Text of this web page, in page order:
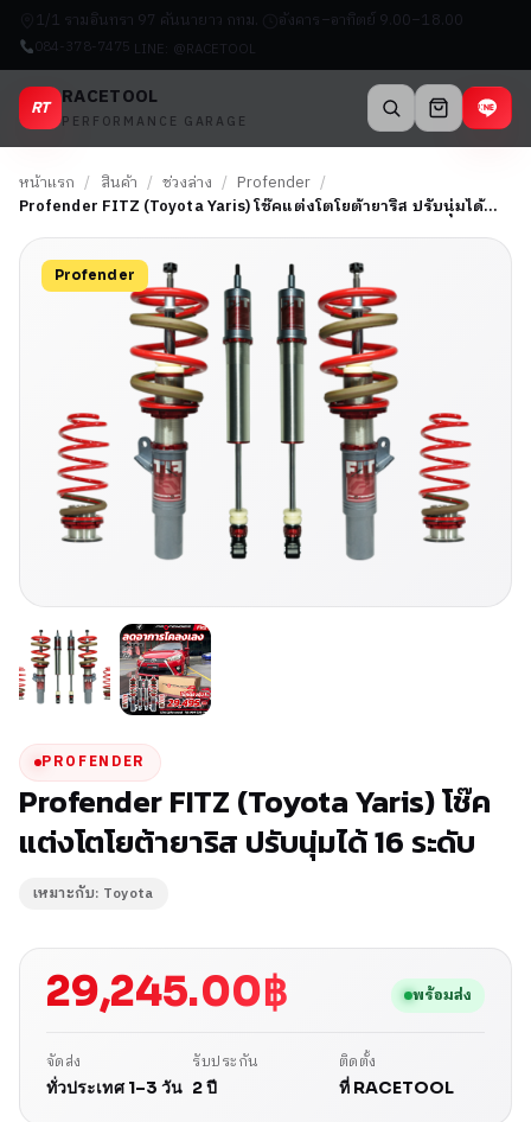
1/1 รามอินทรา 97 คันนายาว กทม. อังคาร–อาทิตย์ 9.00–18.00
084-378-7475 LINE: @RACETOOL
RT RACETOOL
PERFORMANCE GARAGE
หน้าแรก / สินค้า / ช่วงล่าง / Profender /
Profender FITZ (Toyota Yaris) โช๊คแต่งโตโยต้ายาริส ปรับนุ่มได้…
Profender
PROFENDER
Profender FITZ (Toyota Yaris) โช๊ค
แต่งโตโยต้ายาริส ปรับนุ่มได้ 16 ระดับ
เหมาะกับ: Toyota
29,245.00฿ พร้อมส่ง
จัดส่ง
ทั่วประเทศ 1–3 วัน
รับประกัน
2 ปี
ติดตั้ง
ที่ RACETOOL